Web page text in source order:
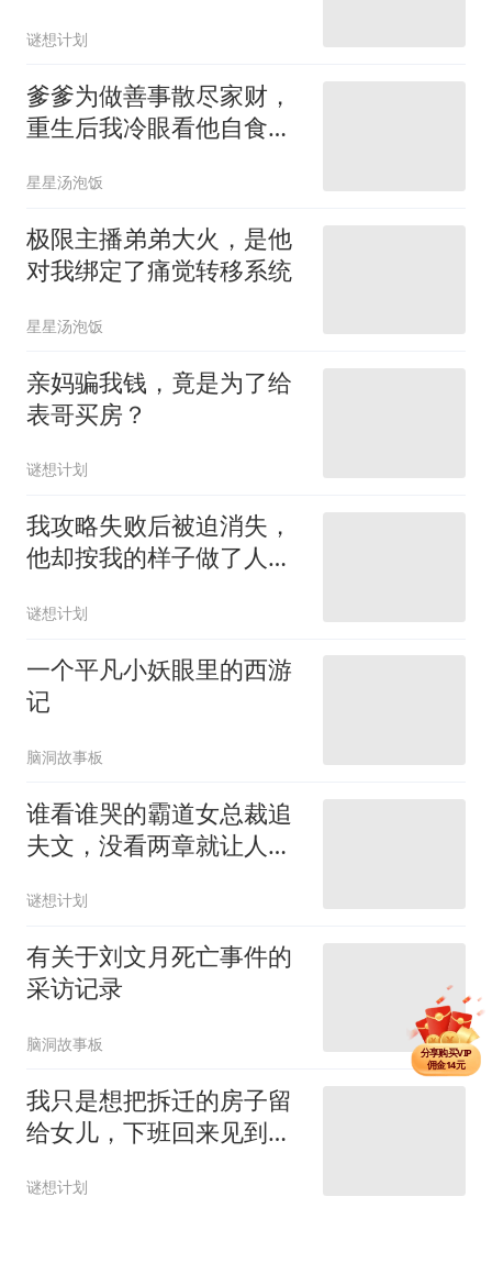
谜想计划
爹爹为做善事散尽家财，
重生后我冷眼看他自食恶
星星汤泡饭
极限主播弟弟大火，是他
对我绑定了痛觉转移系统
星星汤泡饭
亲妈骗我钱，竟是为了给
表哥买房？
谜想计划
我攻略失败后被迫消失，
他却按我的样子做了人
谜想计划
一个平凡小妖眼里的西游
记
脑洞故事板
谁看谁哭的霸道女总裁追
夫文，没看两章就让人破
谜想计划
有关于刘文月死亡事件的
采访记录
脑洞故事板
我只是想把拆迁的房子留
给女儿，下班回来见到的
谜想计划
分享单篇
佣金3元
分享购买VIP
佣金14元